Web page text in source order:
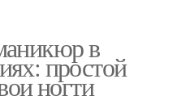
в
простой
ногти